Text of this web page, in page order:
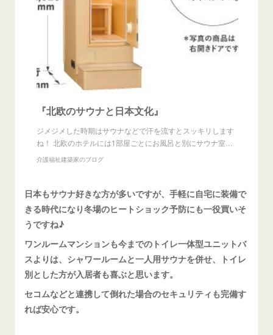
『北欧のサウナと日本文化』
ジメジメした時期はサウナなどで汗を流すとスッキリします
ね！ 北欧のホテルには1部屋ごとにお風呂と別にサウナ室…
介護福祉建築家のブログ
日本もサウナ好きな方が多いですが、手軽に自宅に装備で
きる時代になり冬場のヒートショック予防にも一役買いそ
うですね♪
ワンルームマンションも今までのトイレ一体型ユニットバ
スよりは、シャワールームと一人用サウナを併せ、トイレ
別とした方が入居者も喜ぶと思います。
セコムなどと連携して倒れた場合のセキュリティも完備す
れば安心です。